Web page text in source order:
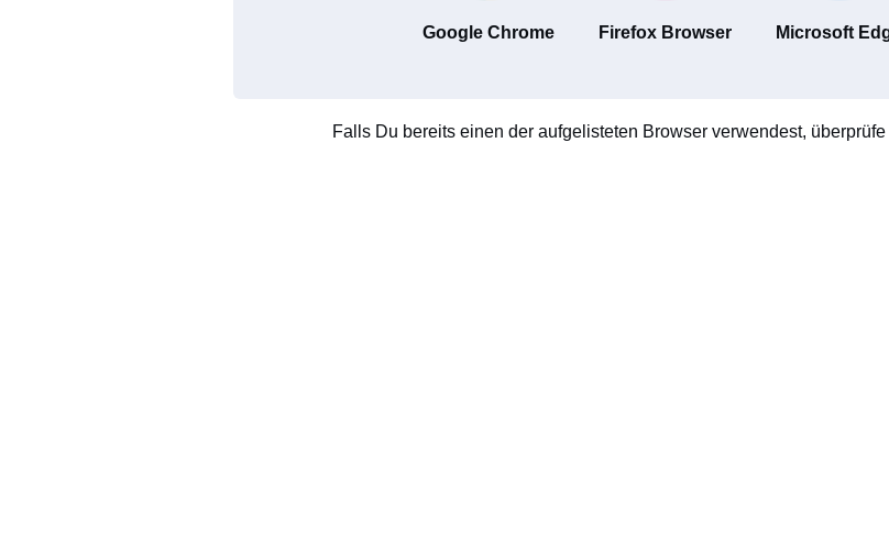
Google Chrome Firefox Browser Microsoft
Falls Du bereits einen der aufgelisteten Browser verwendest,